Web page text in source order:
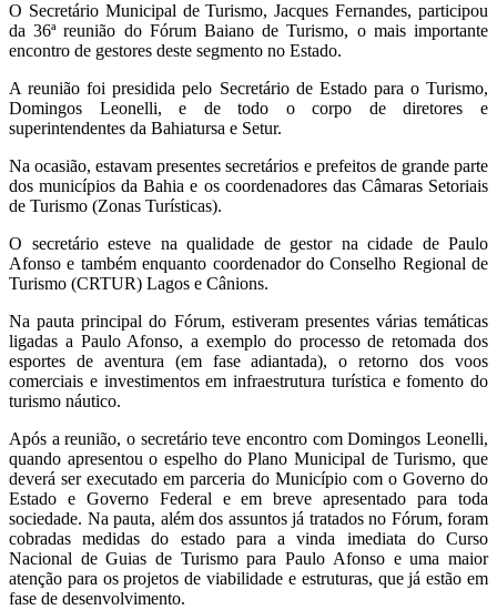
O Secretário Municipal de Turismo, Jacques Fernandes, participou
da 36ª reunião do Fórum Baiano de Turismo, o mais importante
encontro de gestores deste segmento no Estado.
A reunião foi presidida pelo Secretário de Estado para o Turismo,
Domingos Leonelli, e de todo o corpo de diretores e
superintendentes da Bahiatursa e Setur.
Na ocasião, estavam presentes secretários e prefeitos de grande parte
dos municípios da Bahia e os coordenadores das Câmaras Setoriais
de Turismo (Zonas Turísticas).
O secretário esteve na qualidade de gestor na cidade de Paulo
Afonso e também enquanto coordenador do Conselho Regional de
Turismo (CRTUR) Lagos e Cânions.
Na pauta principal do Fórum, estiveram presentes várias temáticas
ligadas a Paulo Afonso, a exemplo do processo de retomada dos
esportes de aventura (em fase adiantada), o retorno dos voos
comerciais e investimentos em infraestrutura turística e fomento do
turismo náutico.
Após a reunião, o secretário teve encontro com Domingos Leonelli,
quando apresentou o espelho do Plano Municipal de Turismo, que
deverá ser executado em parceria do Município com o Governo do
Estado e Governo Federal e em breve apresentado para toda
sociedade. Na pauta, além dos assuntos já tratados no Fórum, foram
cobradas medidas do estado para a vinda imediata do Curso
Nacional de Guias de Turismo para Paulo Afonso e uma maior
atenção para os projetos de viabilidade e estruturas, que já estão em
fase de desenvolvimento.